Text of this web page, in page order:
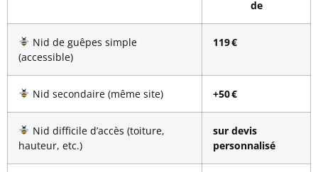
de
Nid de guêpes simple
(accessible)
119 €
Nid secondaire (même site) +50 €
Nid difficile d’accès (toiture,
hauteur, etc.)
sur devis
personnalisé